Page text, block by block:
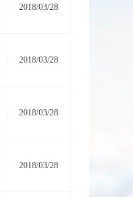
2018/03/28
2018/03/28
2018/03/28
2018/03/28